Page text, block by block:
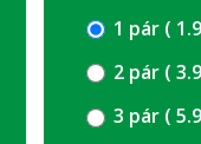
1 pár
2 pár
3 pár